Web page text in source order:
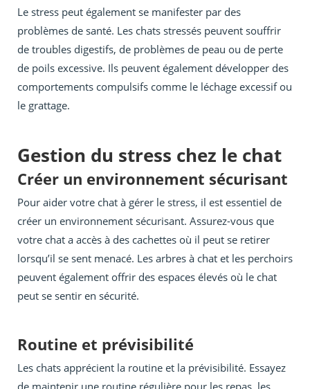
Le stress peut également se manifester par des
problèmes de santé. Les chats stressés peuvent souffrir
de troubles digestifs, de problèmes de peau ou de perte
de poils excessive. Ils peuvent également développer des
comportements compulsifs comme le léchage excessif ou
le grattage.
Gestion du stress chez le chat
Créer un environnement sécurisant
Pour aider votre chat à gérer le stress, il est essentiel de
créer un environnement sécurisant. Assurez-vous que
votre chat a accès à des cachettes où il peut se retirer
lorsqu’il se sent menacé. Les arbres à chat et les perchoirs
peuvent également offrir des espaces élevés où le chat
peut se sentir en sécurité.
Routine et prévisibilité
Les chats apprécient la routine et la prévisibilité. Essayez